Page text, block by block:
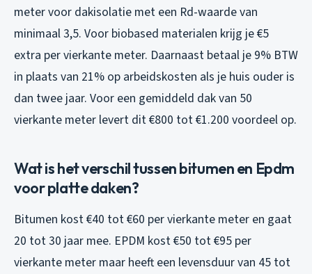
meter voor dakisolatie met een Rd-waarde van
minimaal 3,5. Voor biobased materialen krijg je €5
extra per vierkante meter. Daarnaast betaal je 9% BTW
in plaats van 21% op arbeidskosten als je huis ouder is
dan twee jaar. Voor een gemiddeld dak van 50
vierkante meter levert dit €800 tot €1.200 voordeel op.
Wat is het verschil tussen bitumen en Epdm
voor platte daken?
Bitumen kost €40 tot €60 per vierkante meter en gaat
20 tot 30 jaar mee. EPDM kost €50 tot €95 per
vierkante meter maar heeft een levensduur van 45 tot